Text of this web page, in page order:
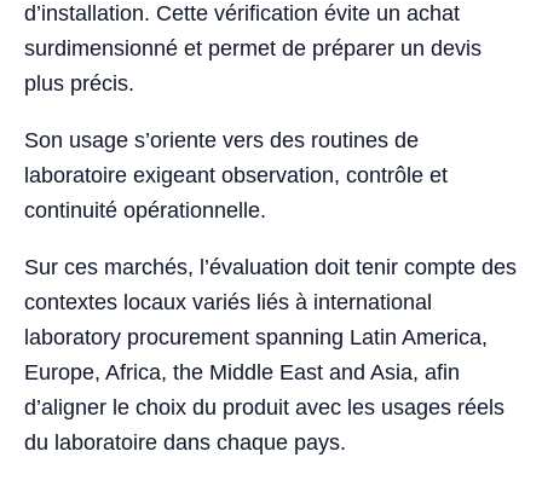
d’installation. Cette vérification évite un achat
surdimensionné et permet de préparer un devis
plus précis.
Son usage s’oriente vers des routines de
laboratoire exigeant observation, contrôle et
continuité opérationnelle.
Sur ces marchés, l’évaluation doit tenir compte des
contextes locaux variés liés à international
laboratory procurement spanning Latin America,
Europe, Africa, the Middle East and Asia, afin
d’aligner le choix du produit avec les usages réels
du laboratoire dans chaque pays.